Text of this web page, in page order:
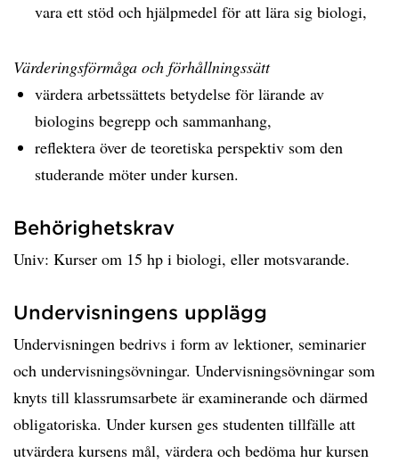
vara ett stöd och hjälpmedel för att lära sig biologi,
Värderingsförmåga och förhållningssätt
värdera arbetssättets betydelse för lärande av
biologins begrepp och sammanhang,
reflektera över de teoretiska perspektiv som den
studerande möter under kursen.
Behörighetskrav
Univ: Kurser om 15 hp i biologi, eller motsvarande.
Undervisningens upplägg
Undervisningen bedrivs i form av lektioner, seminarier
och undervisningsövningar. Undervisningsövningar som
knyts till klassrumsarbete är examinerande och därmed
obligatoriska. Under kursen ges studenten tillfälle att
utvärdera kursens mål, värdera och bedöma hur kursen